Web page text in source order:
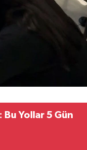
Yollar 5 Gün